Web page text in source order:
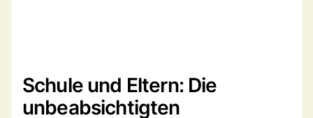
Schule und Eltern: Die
unbeabsichtigten